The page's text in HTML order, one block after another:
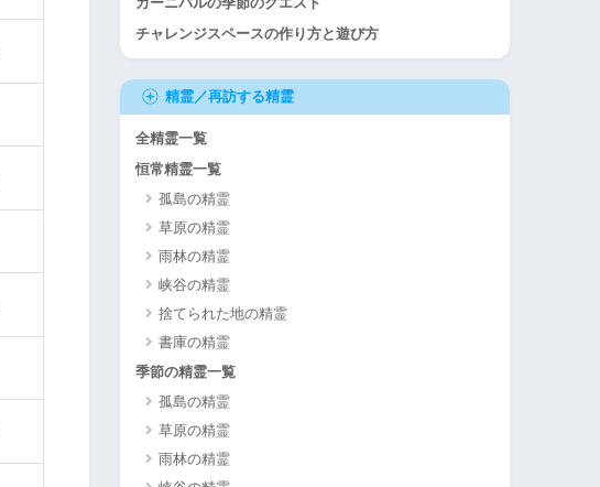
チャレンジスペースの作り方と遊び方
精霊／再訪する精霊
全精霊一覧
恒常精霊一覧
孤島の精霊
草原の精霊
雨林の精霊
峡谷の精霊
捨てられた地の精霊
書庫の精霊
季節の精霊一覧
孤島の精霊
草原の精霊
雨林の精霊